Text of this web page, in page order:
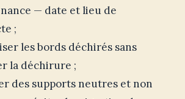
— date et lieu de
;
les bords déchirés sans
la déchirure ;
des supports neutres et non